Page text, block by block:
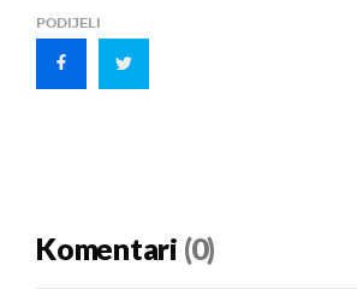
PODIJELI
Komentari (0)